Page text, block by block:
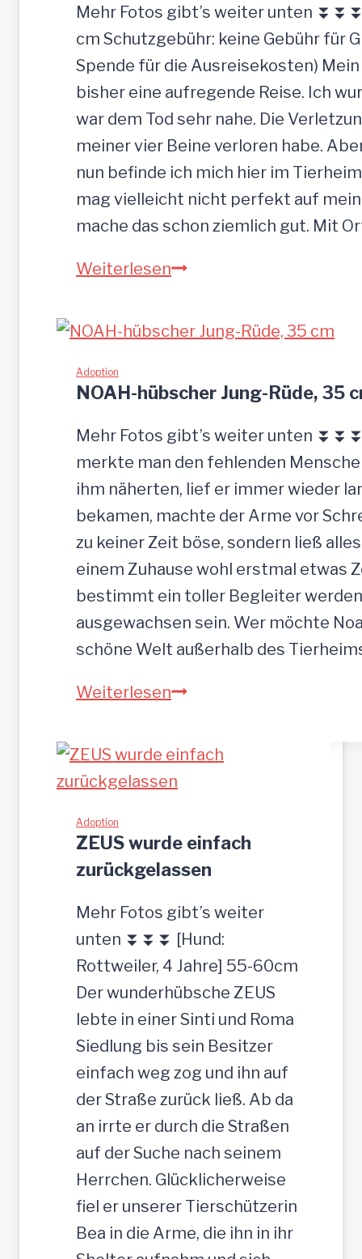
Mehr Fotos gibt’s weiter unten
cm Schutzgebühr: keine Gebühr für
Spende für die Ausreisekosten)
bisher eine aufregende Reise. Ich
war dem Tod sehr nahe. Die
meiner vier Beine verloren habe.
nun befinde ich mich hier im
mag vielleicht nicht perfekt auf
mache das schon ziemlich gut. Mit
WeiterlesenSandu
Gnadenbrotplatz
Adoption
NOAH-hübscher Jung-Rüde, 35
Mehr Fotos gibt’s weiter unten
merkte man den fehlenden
ihm näherten, lief er immer wieder
bekamen, machte der Arme vor
zu keiner Zeit böse, sondern ließ
einem Zuhause wohl erstmal etwas
bestimmt ein toller Begleiter
ausgewachsen sein. Wer möchte
schöne Welt außerhalb des
WeiterlesenNOAH-
Jung-
Adoption
ZEUS wurde einfach
zurückgelassen
Mehr Fotos gibt’s weiter
unten ⏬⏬⏬ [Hund:
Rottweiler, 4 Jahre] 55-60cm
Der wunderhübsche ZEUS
lebte in einer Sinti und Roma
Siedlung bis sein Besitzer
einfach weg zog und ihn auf
der Straße zurück ließ. Ab da
an irrte er durch die Straßen
auf der Suche nach seinem
Herrchen. Glücklicherweise
fiel er unserer Tierschützerin
Bea in die Arme, die ihn in ihr